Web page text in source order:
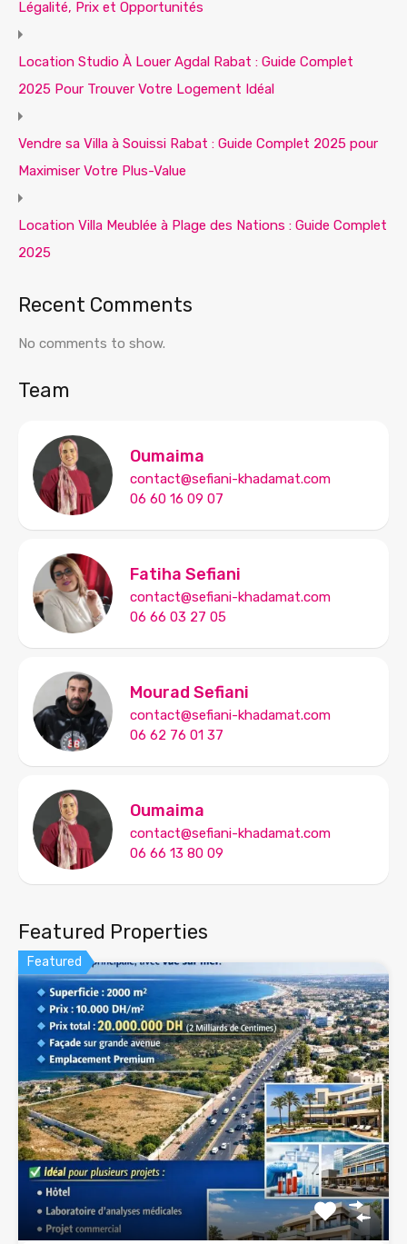
Légalité, Prix et Opportunités
Location Studio À Louer Agdal Rabat : Guide Complet
2025 Pour Trouver Votre Logement Idéal
Vendre sa Villa à Souissi Rabat : Guide Complet 2025 pour
Maximiser Votre Plus-Value
Location Villa Meublée à Plage des Nations : Guide Complet
2025
Recent Comments
No comments to show.
Team
Oumaima
contact@sefiani-khadamat.com
06 60 16 09 07
Fatiha Sefiani
contact@sefiani-khadamat.com
06 66 03 27 05
Mourad Sefiani
contact@sefiani-khadamat.com
06 62 76 01 37
Oumaima
contact@sefiani-khadamat.com
06 66 13 80 09
Featured Properties
Featured